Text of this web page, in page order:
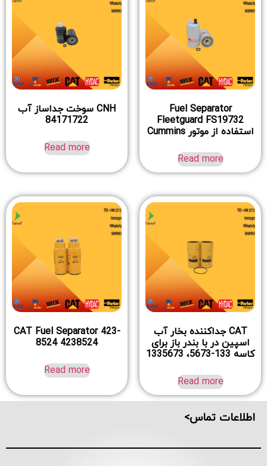
Fuel Separator
Fleetguard FS19732
استفاده از موتور Cummins
Read more
CNH سوخت جداساز آب
84171722
Read more
CAT جداکننده بخار آب
اسپین در با بندر باز برای
کاسه 133-5673، 1335673
Read more
CAT Fuel Separator 423-
8524 4238524
Read more
اطلاعات تماس>